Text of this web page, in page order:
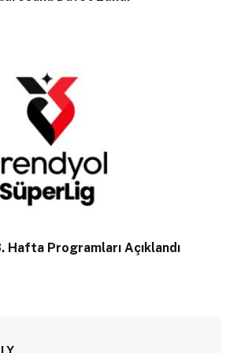
Hafta Programları Açıklandı